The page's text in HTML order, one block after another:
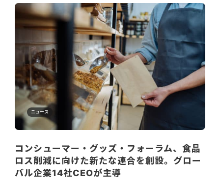
ニュース
コンシューマー・グッズ・フォーラム、食品
ロス削減に向けた新たな連合を創設。グロー
バル企業14社CEOが主導